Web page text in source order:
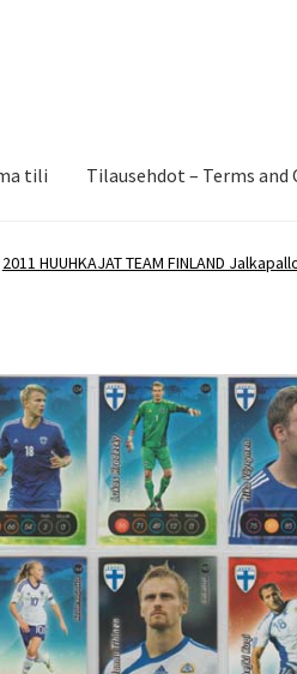
tili Tilausehdot – Terms and
2011 HUUHKAJAT TEAM FINLAND